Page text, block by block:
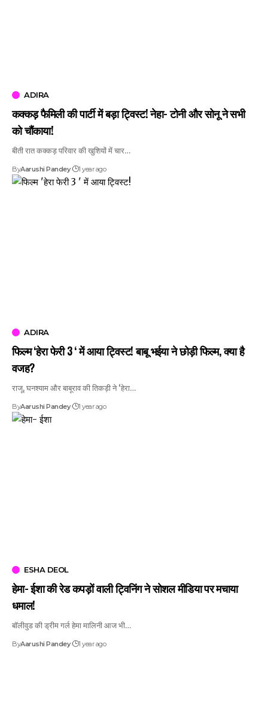
ADIRA
कक्कड़ फैमिली की पार्टी में बड़ा ट्विस्ट! नेहा- टोनी और सोनू ने सभी
को चौंकाया!
बीती रात कक्कड़ परिवार की खुशियों में चार…
ByAarushi Pandey 1 year ago
ADIRA
फिल्म ‘हेरा फेरी 3 ‘ में आया ट्विस्ट! बाबू भईया ने छोड़ी फिल्म, क्या है
वजह?
राजू, घनश्याम और बाबूराव की तिकड़ी ने ‘हेरा…
ByAarushi Pandey 1 year ago
ESHA DEOL
हेमा- ईशा की रेड कपड़ों वाली ट्विनिंग ने सोशल मीडिया पर मचाया
धमाल!
बॉलीवुड की ड्रीम गर्ल हेमा मालिनी आज भी…
ByAarushi Pandey 1 year ago